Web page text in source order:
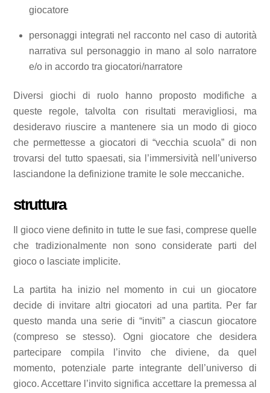
giocatore
personaggi integrati nel racconto nel caso di autorità
narrativa sul personaggio in mano al solo narratore
e/o in accordo tra giocatori/narratore
Diversi giochi di ruolo hanno proposto modifiche a
queste regole, talvolta con risultati meravigliosi, ma
desideravo riuscire a mantenere sia un modo di gioco
che permettesse a giocatori di “vecchia scuola” di non
trovarsi del tutto spaesati, sia l’immersività nell’universo
lasciandone la definizione tramite le sole meccaniche.
struttura
Il gioco viene definito in tutte le sue fasi, comprese quelle
che tradizionalmente non sono considerate parti del
gioco o lasciate implicite.
La partita ha inizio nel momento in cui un giocatore
decide di invitare altri giocatori ad una partita. Per far
questo manda una serie di “inviti” a ciascun giocatore
(compreso se stesso). Ogni giocatore che desidera
partecipare compila l’invito che diviene, da quel
momento, potenziale parte integrante dell’universo di
gioco. Accettare l’invito significa accettare la premessa al